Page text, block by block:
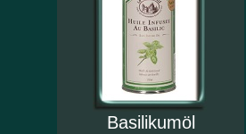
Basilikumöl